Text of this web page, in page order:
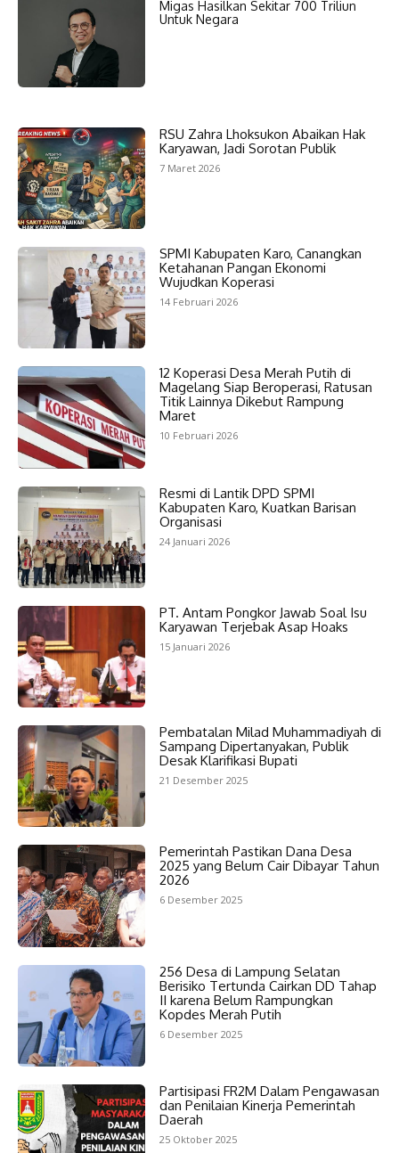
Migas Hasilkan Sekitar 700 Triliun
Untuk Negara
RSU Zahra Lhoksukon Abaikan Hak
Karyawan, Jadi Sorotan Publik
7 Maret 2026
SPMI Kabupaten Karo, Canangkan
Ketahanan Pangan Ekonomi
Wujudkan Koperasi
14 Februari 2026
12 Koperasi Desa Merah Putih di
Magelang Siap Beroperasi, Ratusan
Titik Lainnya Dikebut Rampung
Maret
10 Februari 2026
Resmi di Lantik DPD SPMI
Kabupaten Karo, Kuatkan Barisan
Organisasi
24 Januari 2026
PT. Antam Pongkor Jawab Soal Isu
Karyawan Terjebak Asap Hoaks
15 Januari 2026
Pembatalan Milad Muhammadiyah di
Sampang Dipertanyakan, Publik
Desak Klarifikasi Bupati
21 Desember 2025
Pemerintah Pastikan Dana Desa
2025 yang Belum Cair Dibayar Tahun
2026
6 Desember 2025
256 Desa di Lampung Selatan
Berisiko Tertunda Cairkan DD Tahap
II karena Belum Rampungkan
Kopdes Merah Putih
6 Desember 2025
Partisipasi FR2M Dalam Pengawasan
dan Penilaian Kinerja Pemerintah
Daerah
25 Oktober 2025